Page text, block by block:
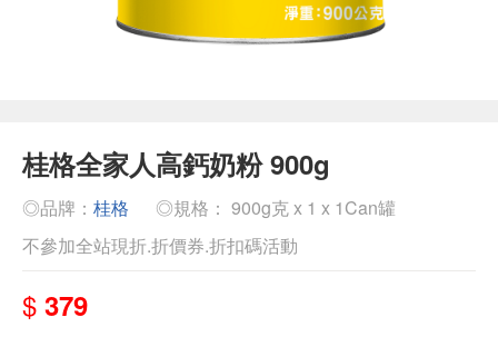
桂格全家人高鈣奶粉 900g
◎品牌： 桂格
◎規格： 900g克 x 1 x 1Can罐
不參加全站現折.折價券.折扣碼活動
$ 379